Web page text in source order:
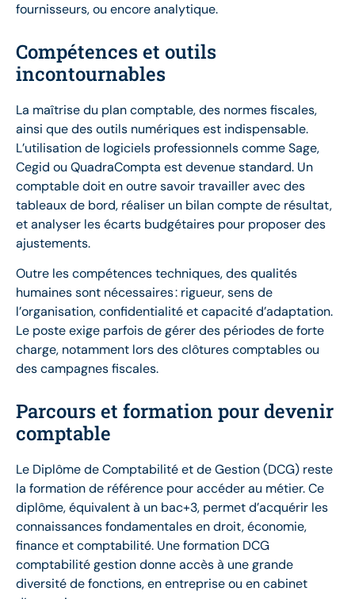
fournisseurs, ou encore analytique.
Compétences et outils
incontournables
La maîtrise du plan comptable, des normes fiscales,
ainsi que des outils numériques est indispensable.
L’utilisation de logiciels professionnels comme Sage,
Cegid ou QuadraCompta est devenue standard. Un
comptable doit en outre savoir travailler avec des
tableaux de bord, réaliser un bilan compte de résultat,
et analyser les écarts budgétaires pour proposer des
ajustements.
Outre les compétences techniques, des qualités
humaines sont nécessaires : rigueur, sens de
l’organisation, confidentialité et capacité d’adaptation.
Le poste exige parfois de gérer des périodes de forte
charge, notamment lors des clôtures comptables ou
des campagnes fiscales.
Parcours et formation pour devenir
comptable
Le Diplôme de Comptabilité et de Gestion (DCG) reste
la formation de référence pour accéder au métier. Ce
diplôme, équivalent à un bac+3, permet d’acquérir les
connaissances fondamentales en droit, économie,
finance et comptabilité. Une formation DCG
comptabilité gestion donne accès à une grande
diversité de fonctions, en entreprise ou en cabinet